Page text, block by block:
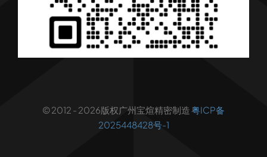
联系我们
© 2012 - 2026版权广州宝煊精密制造粤ICP备
2025448428号-1